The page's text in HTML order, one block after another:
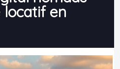
locatif en